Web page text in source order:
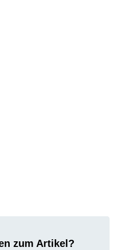
zum Artikel?